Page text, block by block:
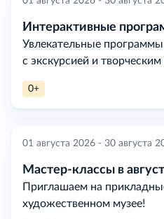
Интерактивные
Увлекательные
с экскурсией и
0+
01 августа 2026 - 30 августа
Мастер-классы в
Приглашаем на
художественном музее!